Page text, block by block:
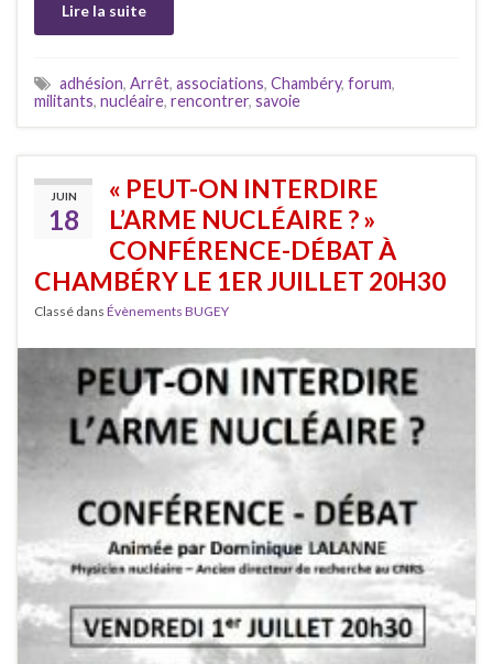
Lire la suite
adhésion, Arrêt, associations, Chambéry, forum,
militants, nucléaire, rencontrer, savoie
JUIN
18
« PEUT-ON INTERDIRE
L’ARME NUCLÉAIRE ? »
CONFÉRENCE-DÉBAT À
CHAMBÉRY LE 1ER JUILLET 20H30
Classé dans Évènements BUGEY